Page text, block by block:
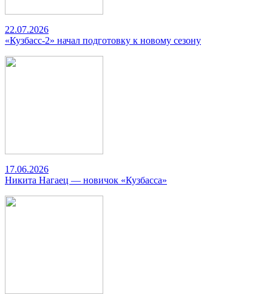
22.07.2026
«Кузбасс-2» начал подготовку к новому сезону
17.06.2026
Никита Нагаец — новичок «Кузбасса»